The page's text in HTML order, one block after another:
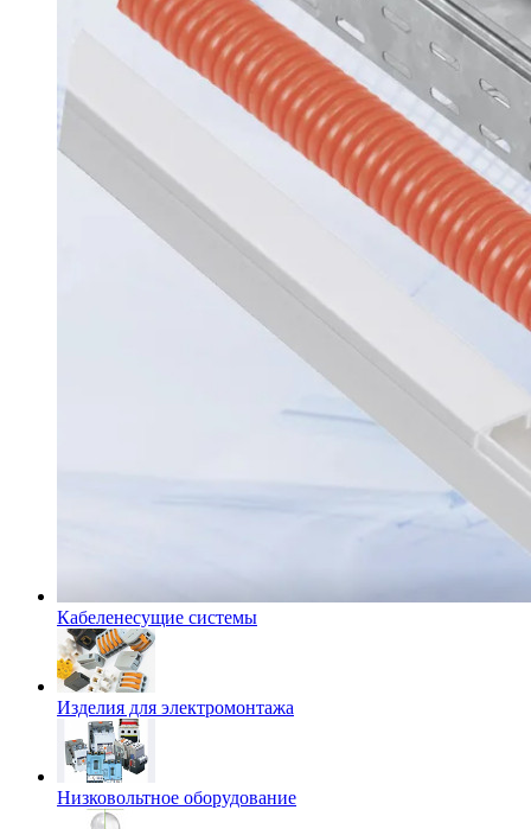
Кабеленесущие системы
Изделия для электромонтажа
Низковольтное оборудование